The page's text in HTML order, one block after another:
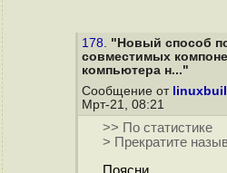
178. "Новый способ
совместимых
компьютера н..."
Сообщение от
Мрт-21, 08:21
>> По статистике
> Прекратите